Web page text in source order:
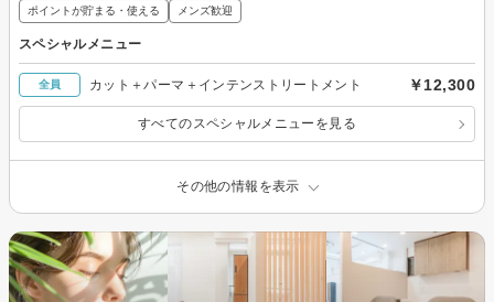
ポイントが貯まる・使える メンズ歓迎
スペシャルメニュー
全員 カット＋パーマ＋インテンストリートメント ￥12,300
すべてのスペシャルメニューを見る
その他の情報を表示